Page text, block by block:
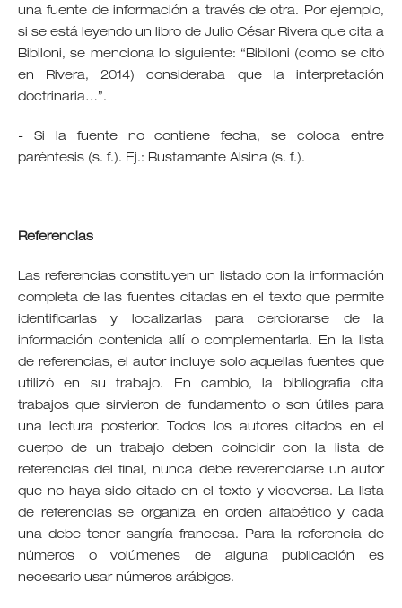
una fuente de información a través de otra. Por ejemplo,
si se está leyendo un libro de Julio César Rivera que cita a
Bibiloni, se menciona lo siguiente: “Bibiloni (como se citó
en Rivera, 2014) consideraba que la interpretación
doctrinaria…”.
- Si la fuente no contiene fecha, se coloca entre
paréntesis (s. f.). Ej.: Bustamante Alsina (s. f.).
Referencias
Las referencias constituyen un listado con la información
completa de las fuentes citadas en el texto que permite
identificarlas y localizarlas para cerciorarse de la
información contenida allí o complementarla. En la lista
de referencias, el autor incluye solo aquellas fuentes que
utilizó en su trabajo. En cambio, la bibliografía cita
trabajos que sirvieron de fundamento o son útiles para
una lectura posterior. Todos los autores citados en el
cuerpo de un trabajo deben coincidir con la lista de
referencias del final, nunca debe reverenciarse un autor
que no haya sido citado en el texto y viceversa. La lista
de referencias se organiza en orden alfabético y cada
una debe tener sangría francesa. Para la referencia de
números o volúmenes de alguna publicación es
necesario usar números arábigos.